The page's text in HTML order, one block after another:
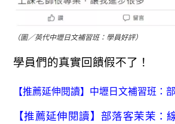
（圖／英代中壢日文補習班：學員好評）
學員們的真實回饋假不了！
【推薦延伸閱讀】中壢日文補習班：
【推薦延伸閱讀】部落客茉茉：